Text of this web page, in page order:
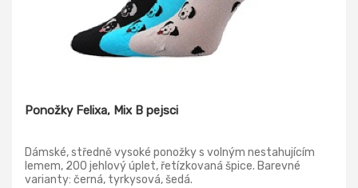
Ponožky Felixa, Mix B pejsci
Dámské, středně vysoké ponožky s volným nestahujícím
lemem, 200 jehlový úplet, řetízkovaná špice. Barevné
varianty: černá, tyrkysová, šedá.